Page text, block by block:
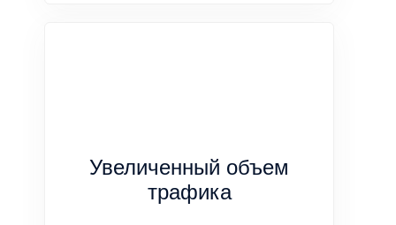
Увеличенный объем
трафика